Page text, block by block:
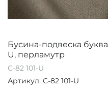
Бусина-подвеска буква
U, перламутр
C-82 101-U
Артикул: C-82 101-U